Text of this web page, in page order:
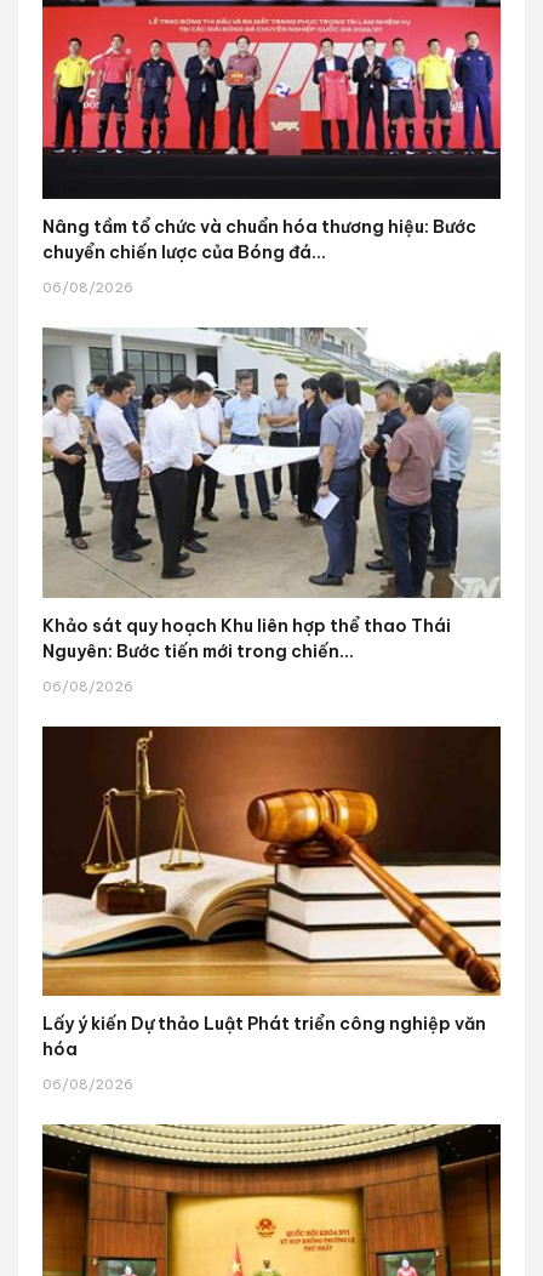
Nâng tầm tổ chức và chuẩn hóa thương hiệu: Bước
chuyển chiến lược của Bóng đá...
06/08/2026
Khảo sát quy hoạch Khu liên hợp thể thao Thái
Nguyên: Bước tiến mới trong chiến...
06/08/2026
Lấy ý kiến Dự thảo Luật Phát triển công nghiệp văn
hóa
06/08/2026